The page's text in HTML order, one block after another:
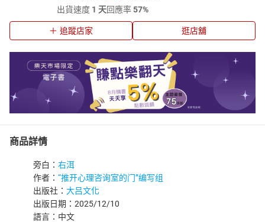
出貨速度 1 天回應率57%
追蹤店家 逛店舖
商品詳情
旁白： 右洱
作者： “推开心理咨询室的门”编写组
出版社： 大吕文化
出版日期：2025/12/10
語言：中文